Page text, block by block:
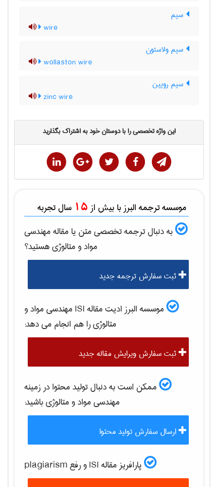
سیم
wire
سیم ولاستون
wollaston wire
سیم رویین
zinc wire
این واژه تخصصی را با دوستان خود به اشتراک بگذارید
موسسه ترجمه البرز با بیش از 15 سال تجربه
به دنبال ترجمه تخصصی متن یا مقالهمهندسی
مواد و متالوژیهستید؟
ثبت سفارش ترجمه جدید
موسسه البرز ادیت مقاله ISI
مهندسی مواد و
متالوژیرا هم انجام می دهد:
ثبت سفارش ویرایش مقاله جدید
ممکن است به دنبال تولید محتوا در زمینه
مهندسی مواد و متالوژیباشید:
ارسال سفارش تولید محتوا
پارافریز مقاله ISI و رفع plagiarism